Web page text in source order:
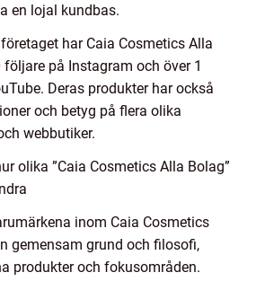
en lojal kundbas.
har Caia Cosmetics Alla
på Instagram och över 1
Deras produkter har också
och betyg på flera olika
webbutiker.
olika ”Caia Cosmetics Alla Bolag”
inom Caia Cosmetics
gemensam grund och filosofi,
produkter och fokusområden.